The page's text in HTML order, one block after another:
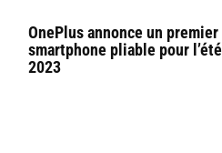
OnePlus annonce un premier
smartphone pliable pour l’été
2023